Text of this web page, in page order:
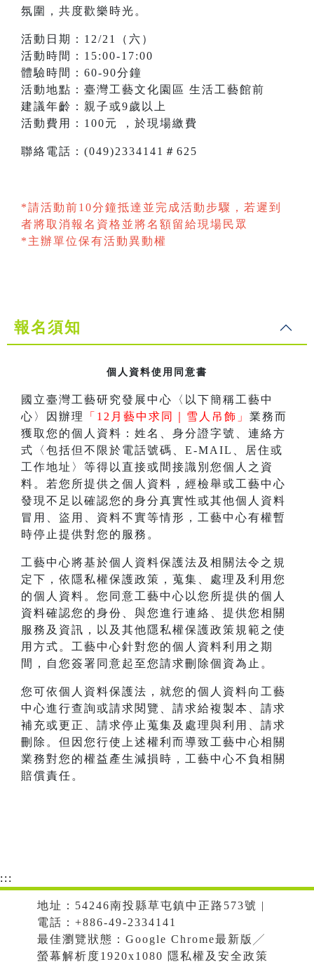
氛圍，共度歡樂時光。
活動日期：12/21（六）
活動時間：15:00-17:00
體驗時間：60-90分鐘
活動地點：臺灣工藝文化園區 生活工藝館前
建議年齡：親子或9歲以上
活動費用：100元 ，於現場繳費
聯絡電話：(049)2334141＃625
*請活動前10分鐘抵達並完成活動步驟，若遲到
者將取消報名資格並將名額留給現場民眾
*主辦單位保有活動異動權
報名須知
個人資料使用同意書
國立臺灣工藝研究發展中心〈以下簡稱工藝中
心〉因辦理
「12月藝中求同｜雪人吊飾」 業務而
獲取您的個人資料：姓名、身分證字號、連絡方
式〈包括但不限於電話號碼、E-MAIL、居住或
工作地址〉等得以直接或間接識別您個人之資
料。若您所提供之個人資料，經檢舉或工藝中心
發現不足以確認您的身分真實性或其他個人資料
冒用、盜用、資料不實等情形，工藝中心有權暫
時停止提供對您的服務。
工藝中心將基於個人資料保護法及相關法令之規
定下，依隱私權保護政策，蒐集、處理及利用您
的個人資料。您同意工藝中心以您所提供的個人
資料確認您的身份、與您進行連絡、提供您相關
服務及資訊，以及其他隱私權保護政策規範之使
用方式。工藝中心針對您的個人資料利用之期
間，自您簽署同意起至您請求刪除個資為止。
您可依個人資料保護法，就您的個人資料向工藝
中心進行查詢或請求閱覽、請求給複製本、請求
補充或更正、請求停止蒐集及處理與利用、請求
刪除。但因您行使上述權利而導致工藝中心相關
業務對您的權益產生減損時，工藝中心不負相關
賠償責任。
:::
地址：54246南投縣草屯鎮中正路573號 |
電話：+886-49-2334141
最佳瀏覽狀態：Google Chrome最新版╱
螢幕解析度1920x1080 隱私權及安全政策